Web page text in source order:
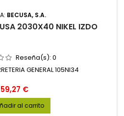
BECUSA, S.A.
2030X40 NIKEL IZDO
Reseña(s): 0
GENERAL 105NI34
Precio
59,27 €
al carrito